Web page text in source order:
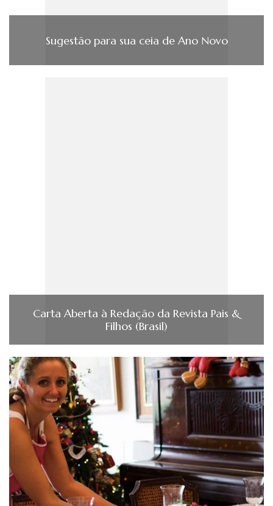
Sugestão para sua ceia de Ano Novo
Carta Aberta à Redação da Revista Pais &
Filhos (Brasil)